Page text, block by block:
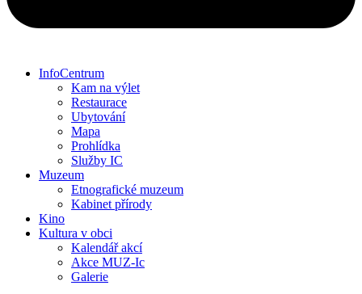
InfoCentrum
Kam na výlet
Restaurace
Ubytování
Mapa
Prohlídka
Služby IC
Muzeum
Etnografické muzeum
Kabinet přírody
Kino
Kultura v obci
Kalendář akcí
Akce MUZ-Ic​
Galerie